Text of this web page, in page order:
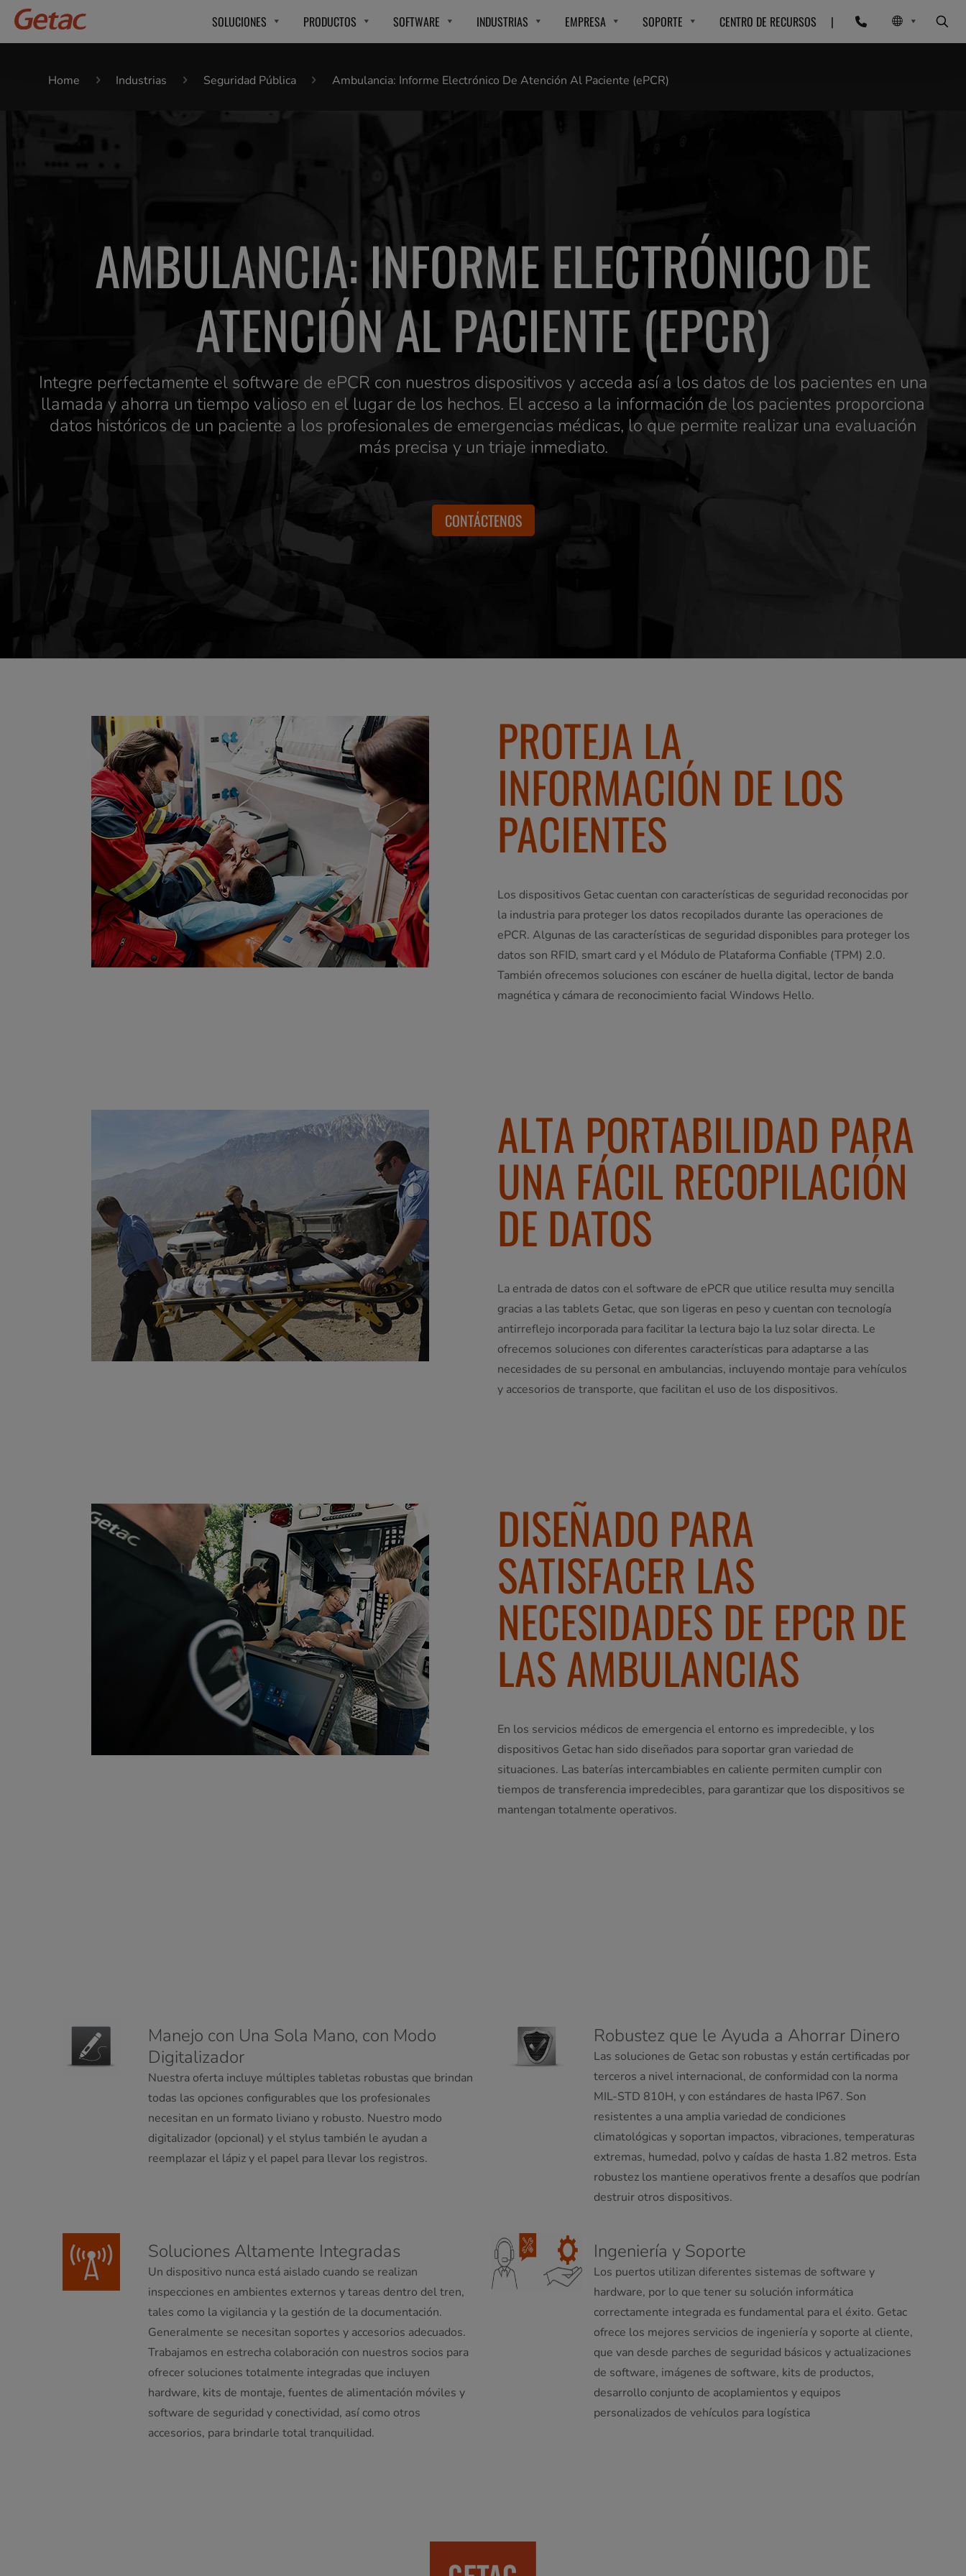
SOLUCIONES PRODUCTOS SOFTWARE INDUSTRIAS EMPRESA SOPORTE CENTRO DE RECURSOS |
Home Industrias Seguridad Pública Ambulancia: Informe Electrónico De Atención Al Paciente (ePCR)
AMBULANCIA: INFORME ELECTRÓNICO DE
ATENCIÓN AL PACIENTE (EPCR)
Integre perfectamente el software de ePCR con nuestros dispositivos y acceda así a los datos de los pacientes en una
llamada y ahorra un tiempo valioso en el lugar de los hechos. El acceso a la información de los pacientes proporciona
datos históricos de un paciente a los profesionales de emergencias médicas, lo que permite realizar una evaluación
más precisa y un triaje inmediato.
CONTÁCTENOS
PROTEJA LA
INFORMACIÓN DE LOS
PACIENTES
Los dispositivos Getac cuentan con características de seguridad reconocidas por
la industria para proteger los datos recopilados durante las operaciones de
ePCR. Algunas de las características de seguridad disponibles para proteger los
datos son RFID, smart card y el Módulo de Plataforma Confiable (TPM) 2.0.
También ofrecemos soluciones con escáner de huella digital, lector de banda
magnética y cámara de reconocimiento facial Windows Hello.
ALTA PORTABILIDAD PARA
UNA FÁCIL RECOPILACIÓN
DE DATOS
La entrada de datos con el software de ePCR que utilice resulta muy sencilla
gracias a las tablets Getac, que son ligeras en peso y cuentan con tecnología
antirreflejo incorporada para facilitar la lectura bajo la luz solar directa. Le
ofrecemos soluciones con diferentes características para adaptarse a las
necesidades de su personal en ambulancias, incluyendo montaje para vehículos
y accesorios de transporte, que facilitan el uso de los dispositivos.
DISEÑADO PARA
SATISFACER LAS
NECESIDADES DE EPCR DE
LAS AMBULANCIAS
En los servicios médicos de emergencia el entorno es impredecible, y los
dispositivos Getac han sido diseñados para soportar gran variedad de
situaciones. Las baterías intercambiables en caliente permiten cumplir con
tiempos de transferencia impredecibles, para garantizar que los dispositivos se
mantengan totalmente operativos.
Manejo con Una Sola Mano, con Modo
Digitalizador
Nuestra oferta incluye múltiples tabletas robustas que brindan
todas las opciones configurables que los profesionales
necesitan en un formato liviano y robusto. Nuestro modo
digitalizador (opcional) y el stylus también le ayudan a
reemplazar el lápiz y el papel para llevar los registros.
Robustez que le Ayuda a Ahorrar Dinero
Las soluciones de Getac son robustas y están certificadas por
terceros a nivel internacional, de conformidad con la norma
MIL-STD 810H, y con estándares de hasta IP67. Son
resistentes a una amplia variedad de condiciones
climatológicas y soportan impactos, vibraciones, temperaturas
extremas, humedad, polvo y caídas de hasta 1.82 metros. Esta
robustez los mantiene operativos frente a desafíos que podrían
destruir otros dispositivos.
Soluciones Altamente Integradas
Un dispositivo nunca está aislado cuando se realizan
inspecciones en ambientes externos y tareas dentro del tren,
tales como la vigilancia y la gestión de la documentación.
Generalmente se necesitan soportes y accesorios adecuados.
Trabajamos en estrecha colaboración con nuestros socios para
ofrecer soluciones totalmente integradas que incluyen
hardware, kits de montaje, fuentes de alimentación móviles y
software de seguridad y conectividad, así como otros
accesorios, para brindarle total tranquilidad.
Ingeniería y Soporte
Los puertos utilizan diferentes sistemas de software y
hardware, por lo que tener su solución informática
correctamente integrada es fundamental para el éxito. Getac
ofrece los mejores servicios de ingeniería y soporte al cliente,
que van desde parches de seguridad básicos y actualizaciones
de software, imágenes de software, kits de productos,
desarrollo conjunto de acoplamientos y equipos
personalizados de vehículos para logística